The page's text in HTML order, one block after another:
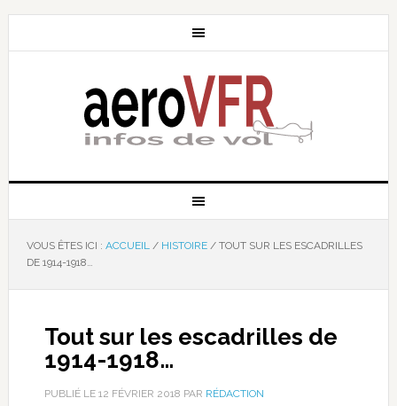
VOUS ÊTES ICI : ACCUEIL / HISTOIRE /TOUT SUR LES ESCADRILLES
DE 1914-1918…
Tout sur les escadrilles de
1914-1918…
PUBLIÉ LE 12 FÉVRIER 2018 PAR RÉDACTION